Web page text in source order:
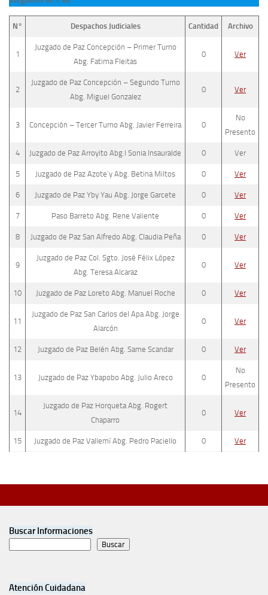
N° Despachos Judiciales Cantidad Archivo
1
Juzgado de Paz Concepción – Primer Turno
Abg. Fatima Fleitas
0 Ver
2
Juzgado de Paz Concepción – Segundo Turno
Abg. Miguel Gonzalez
0 Ver
3 Concepción – Tercer Turno Abg. Javier Ferreira 0
No
Presento
4 Juzgado de Paz Arroyito Abg.l Sonia Insauralde 0 Ver
5 Juzgado de Paz Azote`y Abg. Betina Miltos 0 Ver
6 Juzgado de Paz Yby Yau Abg. Jorge Garcete 0 Ver
7 Paso Barreto Abg. Rene Valiente 0 Ver
8 Juzgado de Paz San Alfredo Abg. Claudia Peña 0 Ver
9
Juzgado de Paz Col. Sgto. José Félix López
Abg. Teresa Alcaraz
0 Ver
10 Juzgado de Paz Loreto Abg. Manuel Roche 0 Ver
11
Juzgado de Paz San Carlos del Apa Abg. Jorge
Alarcón
0 Ver
12 Juzgado de Paz Belén Abg. Same Scandar 0 Ver
13 Juzgado de Paz Ybapobo Abg. Julio Areco 0
No
Presento
14
Juzgado de Paz Horqueta Abg. Rogert
Chaparro
0 Ver
15 Juzgado de Paz Vallemí Abg. Pedro Paciello 0 Ver
Buscar Informaciones
Buscar
Atención Cuidadana